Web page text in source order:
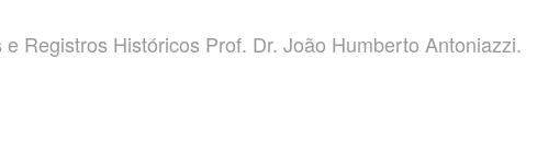
Registros Históricos Prof. Dr. João Humberto Antoniazzi.